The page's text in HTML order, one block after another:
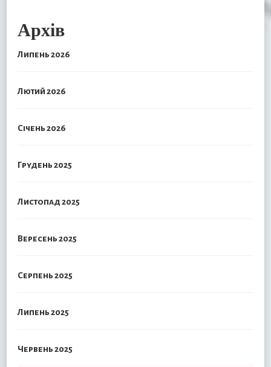
Архів
Липень 2026
Лютий 2026
Січень 2026
Грудень 2025
Листопад 2025
Вересень 2025
Серпень 2025
Липень 2025
Червень 2025